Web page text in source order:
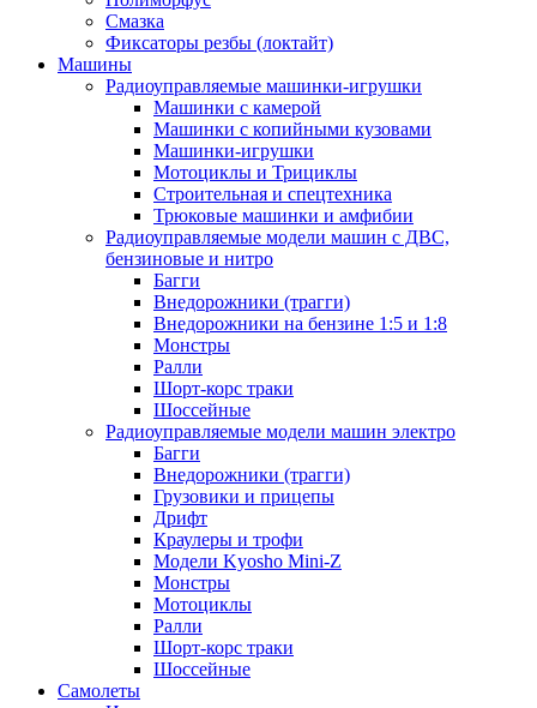
Смазка
Фиксаторы резбы (локтайт)
Машины
Радиоуправляемые машинки-игрушки
Машинки с камерой
Машинки с копийными кузовами
Машинки-игрушки
Мотоциклы и Трициклы
Строительная и спецтехника
Трюковые машинки и амфибии
Радиоуправляемые модели машин с ДВС,
бензиновые и нитро
Багги
Внедорожники (трагги)
Внедорожники на бензине 1:5 и 1:8
Монстры
Ралли
Шорт-корс траки
Шоссейные
Радиоуправляемые модели машин электро
Багги
Внедорожники (трагги)
Грузовики и прицепы
Дрифт
Краулеры и трофи
Модели Kyosho Mini-Z
Монстры
Мотоциклы
Ралли
Шорт-корс траки
Шоссейные
Самолеты